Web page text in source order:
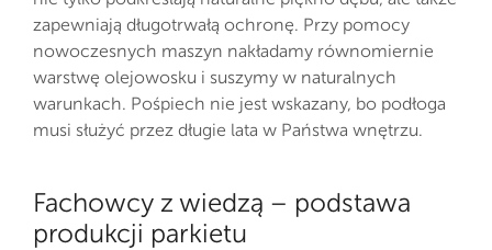
zapewniają długotrwałą ochronę. Przy pomocy
nowoczesnych maszyn nakładamy równomiernie
warstwę olejowosku i suszymy w naturalnych
warunkach. Pośpiech nie jest wskazany, bo podłoga
musi służyć przez długie lata w Państwa wnętrzu.
Fachowcy z wiedzą – podstawa
produkcji parkietu